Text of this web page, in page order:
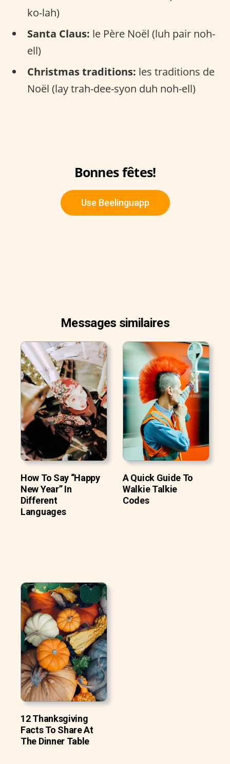
ko-lah)
Santa Claus: le Père Noël (luh pair noh-
ell)
Christmas traditions: les traditions de
Noël (lay trah-dee-syon duh noh-ell)
Bonnes fêtes!
Use Beelinguapp
Messages similaires
How To Say “Happy
New Year” In
Different
Languages
A Quick Guide To
Walkie Talkie
Codes
12 Thanksgiving
Facts To Share At
The Dinner Table